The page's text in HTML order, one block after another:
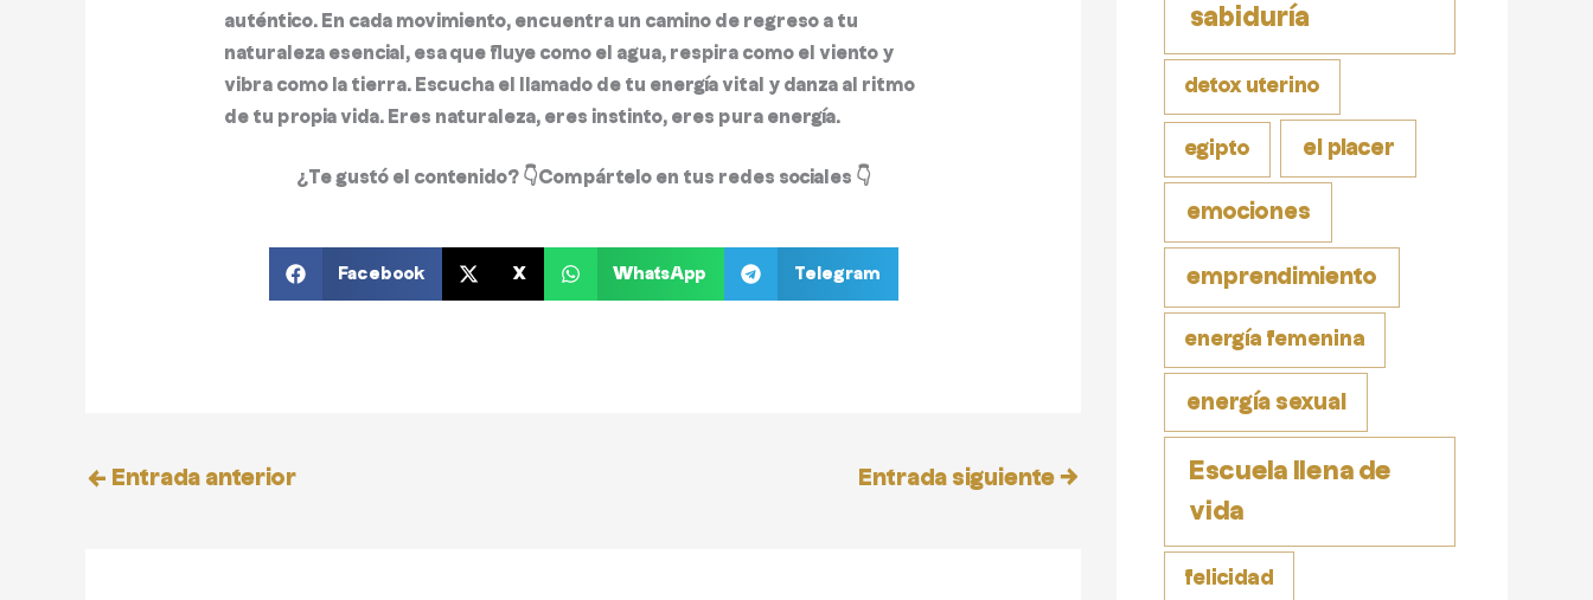
auténtico. En cada movimiento, encuentra un camino de regreso a tu
naturaleza esencial, esa que fluye como el agua, respira como el viento y
vibra como la tierra. Escucha el llamado de tu energía vital y danza al ritmo
de tu propia vida. Eres naturaleza, eres instinto, eres pura energía.
¿Te gustó el contenido? 👇Compártelo en tus redes sociales 👇
Facebook X WhatsApp Telegram
← Entrada anterior Entrada siguiente →
sabiduría
detox uterino
egipto el placer
emociones
emprendimiento
energía femenina
energía sexual
Escuela llena de
vida
felicidad